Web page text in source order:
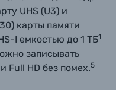
UHS (U3) и
карты памяти
I емкостью до 1 ТБ1
записывать
Full HD без помех.5